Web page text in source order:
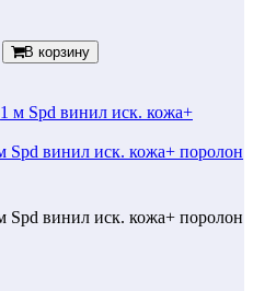
В корзину
винил иск. кожа+ поролон
винил иск. кожа+ поролон